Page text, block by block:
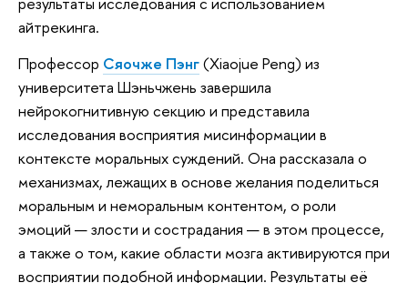
айтрекинга.
Профессор Сяочже Пэнг(Xiaojue Peng) из
университета Шэньчжень завершила
нейрокогнитивную секцию и представила
исследования восприятия мисинформации в
контексте моральных суждений. Она рассказала о
механизмах, лежащих в основе желания поделиться
моральным и неморальным контентом, о роли
эмоций — злости и сострадания — в этом процессе,
а также о том, какие области мозга активируются при
восприятии подобной информации. Результаты её